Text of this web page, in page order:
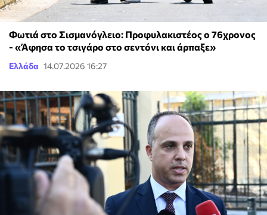
Φωτιά στο Σισμανόγλειο: Προφυλακιστέος ο 76χρονος
- «Άφησα το τσιγάρο στο σεντόνι και άρπαξε»
Ελλάδα 14.07.2026 16:27